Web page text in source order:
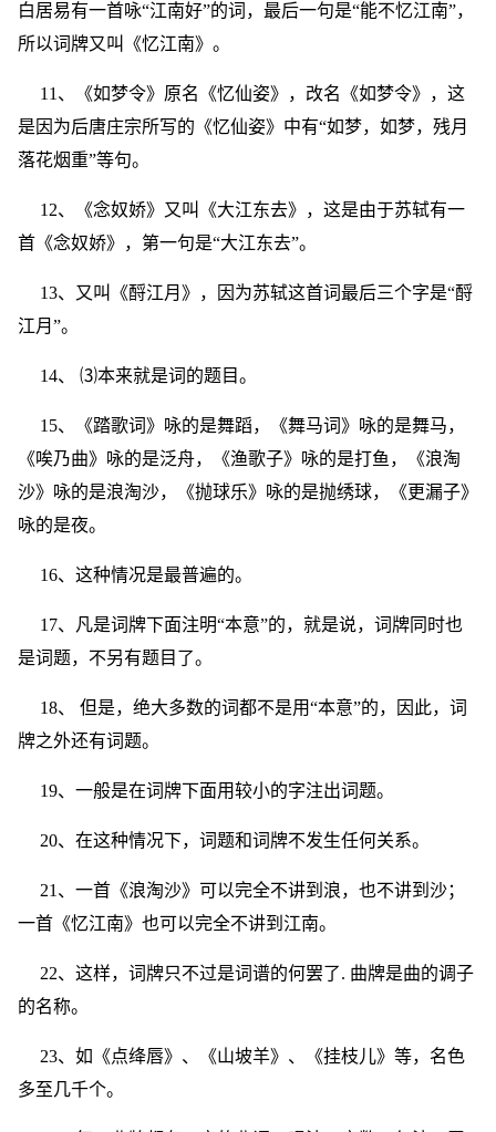
白居易有一首咏“江南好”的词，最后一句是“能不忆江南”，
所以词牌又叫《忆江南》。
11、《如梦令》原名《忆仙姿》，改名《如梦令》，这
是因为后唐庄宗所写的《忆仙姿》中有“如梦，如梦，残月
落花烟重”等句。
12、《念奴娇》又叫《大江东去》，这是由于苏轼有一
首《念奴娇》，第一句是“大江东去”。
13、又叫《酹江月》，因为苏轼这首词最后三个字是“酹
江月”。
14、 ⑶本来就是词的题目。
15、《踏歌词》咏的是舞蹈，《舞马词》咏的是舞马，
《唉乃曲》咏的是泛舟，《渔歌子》咏的是打鱼，《浪淘
沙》咏的是浪淘沙，《抛球乐》咏的是抛绣球，《更漏子》
咏的是夜。
16、这种情况是最普遍的。
17、凡是词牌下面注明“本意”的，就是说，词牌同时也
是词题，不另有题目了。
18、 但是，绝大多数的词都不是用“本意”的，因此，词
牌之外还有词题。
19、一般是在词牌下面用较小的字注出词题。
20、在这种情况下，词题和词牌不发生任何关系。
21、一首《浪淘沙》可以完全不讲到浪，也不讲到沙；
一首《忆江南》也可以完全不讲到江南。
22、这样，词牌只不过是词谱的何罢了. 曲牌是曲的调子
的名称。
23、如《点绛唇》、《山坡羊》、《挂枝儿》等，名色
多至几千个。